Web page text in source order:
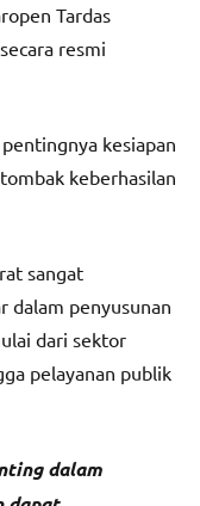
Tardas
resmi
kesiapan
keberhasilan
sangat
dalam penyusunan
dari sektor
pelayanan publik
dalam